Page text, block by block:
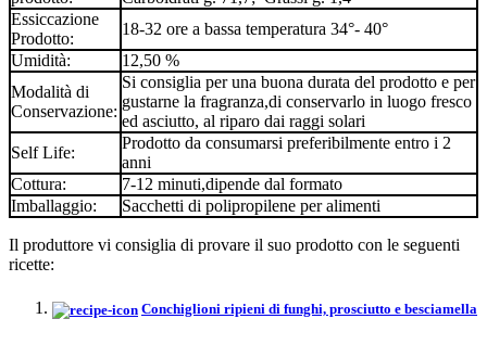
Essiccazione
Prodotto:
18-32 ore a bassa temperatura 34°- 40°
Umidità:
12,50 %
Modalità di
Conservazione:
Si consiglia per una buona durata del prodotto e per
gustarne la fragranza,di conservarlo in luogo fresco
ed asciutto, al riparo dai raggi solari
Self Life:
Prodotto da consumarsi preferibilmente entro i 2
anni
Cottura:
7-12 minuti,dipende dal formato
Imballaggio:
Sacchetti di polipropilene per alimenti
Il produttore vi consiglia di provare il suo prodotto con le seguenti
ricette:
Conchiglioni ripieni di funghi, prosciutto e besciamella